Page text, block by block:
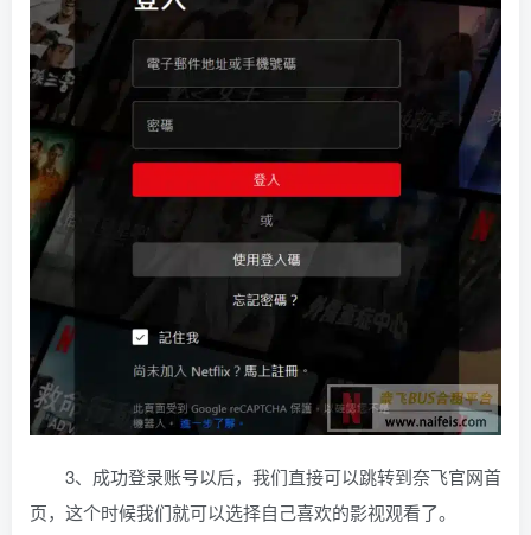
3、成功登录账号以后，我们直接可以跳转到奈飞官网首
页，这个时候我们就可以选择自己喜欢的影视观看了。